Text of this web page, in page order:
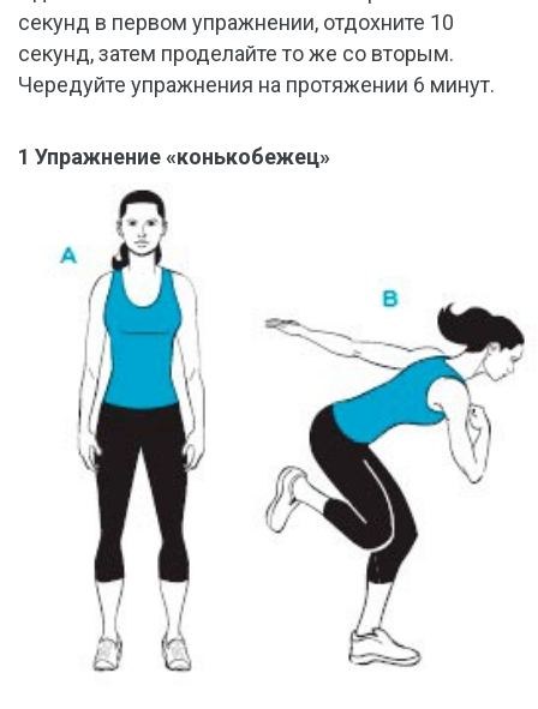
секунд в первом упражнении, отдохните 10
секунд, затем проделайте то же со вторым.
Чередуйте упражнения на протяжении 6 минут.
1 Упражнение «конькобежец»